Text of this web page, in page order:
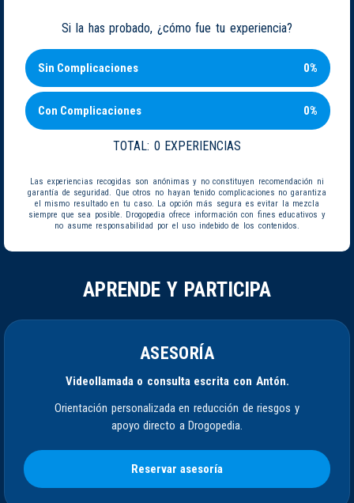
Si la has probado, ¿cómo fue tu experiencia?
Sin Complicaciones 0%
Con Complicaciones 0%
TOTAL: 0 EXPERIENCIAS
Las experiencias recogidas son anónimas y no constituyen recomendación ni
garantía de seguridad. Que otros no hayan tenido complicaciones no garantiza
el mismo resultado en tu caso. La opción más segura es evitar la mezcla
siempre que sea posible. Drogopedia ofrece información con fines educativos y
no asume responsabilidad por el uso indebido de los contenidos.
APRENDE Y PARTICIPA
ASESORÍA
Videollamada o consulta escrita con Antón.
Orientación personalizada en reducción de riesgos y
apoyo directo a Drogopedia.
Reservar asesoría